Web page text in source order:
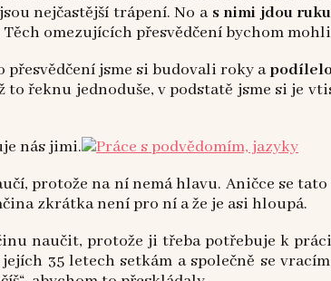
nejčastější trápení. No a s nimi jdou
omezujících přesvědčení bychom
přesvědčení jsme si budovali roky a
řeknu jednoduše, v podstatě jsme si je
nás jimi.
protože na ní nemá hlavu. Aničce se
zkrátka není pro ní a že je asi hloupá.
naučit, protože ji třeba potřebuje k
35 letech setkám a společně se